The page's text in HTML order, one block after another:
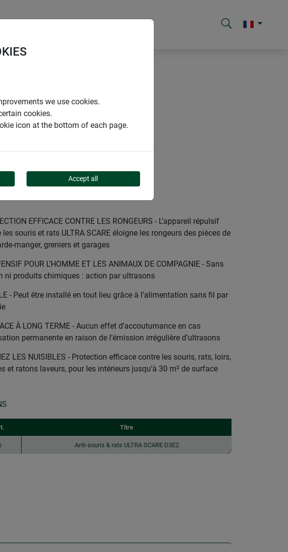
SCARE
EFFICACE CONTRE LES RONGEURS - L’appareil répulsif
les souris et rats ULTRA SCARE éloigne les rongeurs des pièces de
manger, greniers et garages
POUR L’HOMME ET LES ANIMAUX DE COMPAGNIE - Sans
ni produits chimiques : action par ultrasons
- Peut être installé en tout lieu grâce à l’alimentation sans fil par
À LONG TERME - Aucun effet d’accoutumance en cas
permanente en raison de l’émission irrégulière d’ultrasons
LES NUISIBLES - Protection efficace contre les souris, rats, loirs,
et ratons laveurs, pour les intérieurs jusqu’à 30 m² de surface
Titre
Anti-souris & rats ULTRA SCARE D3E2
we use cookies.
cookies.
icon at the bottom of each page.
Accept all